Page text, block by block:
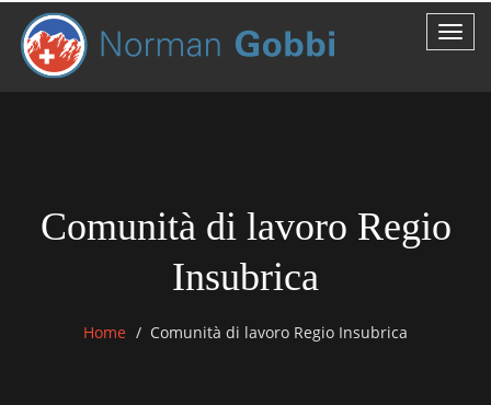
Comunità di lavoro Regio
Insubrica
Home Comunità di lavoro Regio Insubrica